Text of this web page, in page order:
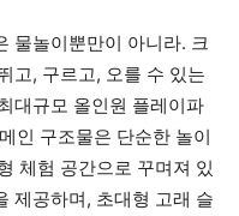
물놀이뿐만이 아니라. 크
고, 구르고, 오를 수 있는
대규모 올인원 플레이파
인 구조물은 단순한 놀이
체험 공간으로 꾸며져 있
제공하며, 초대형 고래 슬